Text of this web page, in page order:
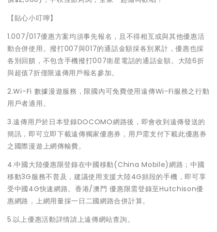
【貼心小叮嚀】
1.007/017優惠方案均須事先報名，且不得相互或與其他優惠活
動合併使用。撥打007與017的通話金額採各別累計，優惠也採
各別回饋，不包含手機撥打007衛星電話的通話金額。大陸6折
與超值7折僅限遠傳用戶報名參加。
2.Wi-Fi 數據漫遊服務，限國內可免費使用遠傳Wi-Fi服務之行動
用戶者適用。
3.遠傳用戶於日本登錄DOCOMO網路後，即會收到遠傳發送的
簡訊，即可立即下載遠傳獨家優惠券，用戶需支付下載此優惠券
之國際漫遊上網傳輸費。
4.中國大陸優惠限登錄在中國移動(China Mobile)網路；中國
移動3G服務不普及，建議使用支援大陸4G頻段的手機，即可享
受中國4G快速網路。香港/澳門 優惠限需登錄至Hutchison優
惠網路，上網用量採一日二國網路合併計算。
5.以上優惠活動詳情請上遠傳網站查詢。